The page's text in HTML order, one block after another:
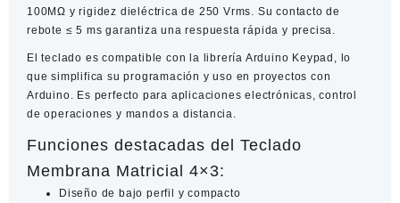
100MΩ y rigidez dieléctrica de 250 Vrms. Su contacto de
rebote ≤ 5 ms garantiza una respuesta rápida y precisa.
El teclado es compatible con la librería Arduino Keypad, lo
que simplifica su programación y uso en proyectos con
Arduino. Es perfecto para aplicaciones electrónicas, control
de operaciones y mandos a distancia.
Funciones destacadas del Teclado
Membrana Matricial 4×3:
Diseño de bajo perfil y compacto